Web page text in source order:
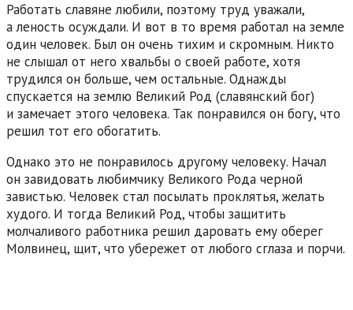
Работать славяне любили, поэтому труд уважали,
а леность осуждали. И вот в то время работал на земле
один человек. Был он очень тихим и скромным. Никто
не слышал от него хвальбы о своей работе, хотя
трудился он больше, чем остальные. Однажды
спускается на землю Великий Род (славянский бог)
и замечает этого человека. Так понравился он богу, что
решил тот его обогатить.
Однако это не понравилось другому человеку. Начал
он завидовать любимчику Великого Рода черной
завистью. Человек стал посылать проклятья, желать
худого. И тогда Великий Род, чтобы защитить
молчаливого работника решил даровать ему оберег
Молвинец, щит, что убережет от любого сглаза и порчи.